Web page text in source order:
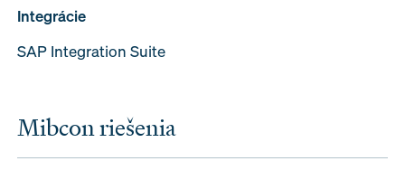
Integrácie
SAP Integration Suite
Mibcon riešenia